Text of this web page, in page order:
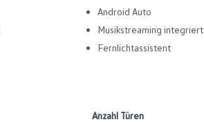
Android Auto
Musikstreaming integriert
Fernlichtassistent
Anzahl Türen